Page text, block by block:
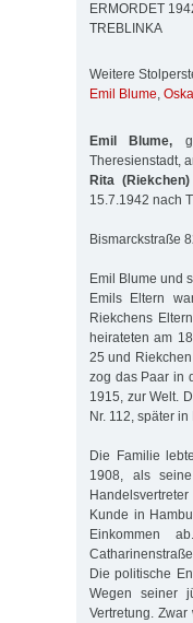
ERMORDET
TREBLINKA
Weitere
Emil Blume,
Emil Blume,
Theresienstadt,
Rita
15.7.1942 nach
Bismarckstraße
Emil Blume und
Emils Eltern
Riekchens
heirateten am
25 und
zog das Paar in
1915, zur Welt.
Nr. 112, später in
Die Familie
1908, als
Kunde in
Einkommen
Die politische
Wegen seiner
Vertretung.